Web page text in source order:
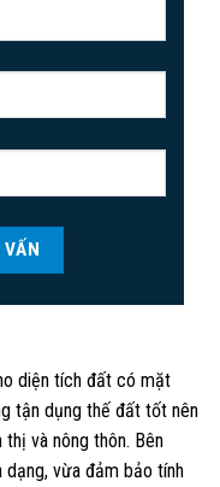
diện tích đất có mặt
tận dụng thế đất tốt nên
và nông thôn. Bên
vừa đảm bảo tính